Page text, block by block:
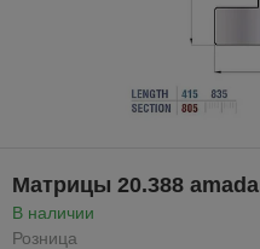
Матрицы 20.388 amada
В наличии
Розница